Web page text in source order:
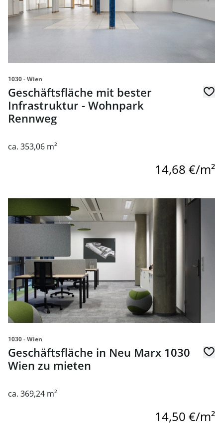
1030 - Wien
Geschäftsfläche mit bester
Infrastruktur - Wohnpark
Rennweg
ca. 353,06 m²
14,68 €/m²
Link zur Seite Geschäftsfläche in Neu Marx 1030 Wien zu
1030 - Wien
Geschäftsfläche in Neu Marx 1030
Wien zu mieten
ca. 369,24 m²
14,50 €/m²